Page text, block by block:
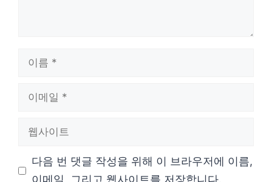
다음 번 댓글 작성을 위해 이 브라우저에 이름,
이메일, 그리고 웹사이트를 저장합니다.